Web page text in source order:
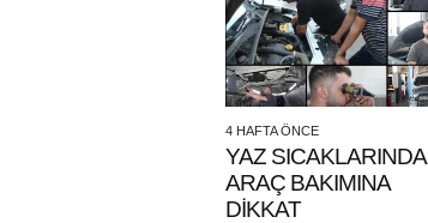
4 HAFTA ÖNCE
YAZ SICAKLARINDA
ARAÇ BAKIMINA
DİKKAT